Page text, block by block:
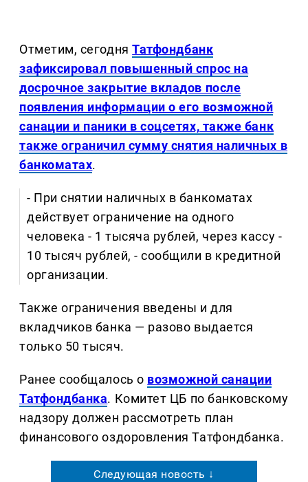
Отметим, сегодняТатфондбанк
зафиксировал повышенный спрос на
досрочное закрытие вкладов после
появления информации о его возможной
санации и паники в соцсетях, также банк
также ограничил сумму снятия наличных в
банкоматах.
- При снятии наличных в банкоматах
действует ограничение на одного
человека - 1 тысяча рублей, через кассу -
10 тысяч рублей, - сообщили в кредитной
организации.
Также ограничения введены и для
вкладчиков банка — разово выдается
только 50 тысяч.
Ранее сообщалось о возможной санации
Татфондбанка. Комитет ЦБ по банковскому
надзору должен рассмотреть план
финансового оздоровления Татфондбанка.
Следующая новость ↓